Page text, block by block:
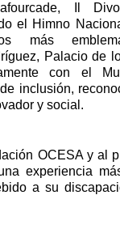
Il
el Himno
más
Palacio de
con el
inclusión,
y social.
OCESA y al
experiencia
a su